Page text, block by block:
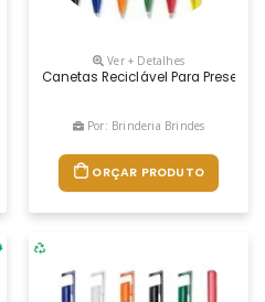
Detalhes Coloridos.
Ver + Detalhes
Canetas Reciclável Para
Por: Brinderia Brindes
ORÇAR PRODUTO